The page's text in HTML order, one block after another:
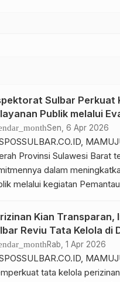
Sulbar Perkuat
Publik melalui
2026Sen, 6 Apr 2026
Provinsi Sulawesi Barat
dalam
melalui kegiatan
Tahun 2026. Komitmen
pelaksanaan peninjauan
Penyelenggara
daerah oleh Tim
Wilayah (Irban) II,
Kian Transparan,
Reviu Tata Kelola di
Rab, 1 Apr 2026
tata kelola